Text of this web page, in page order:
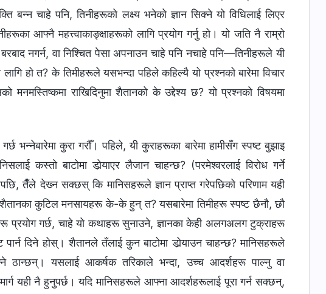
चाहे पनि, तिनीहरूको लक्ष्य भनेको ज्ञान सिक्‍ने यो विधिलाई लिएर
आफ्‍नै महत्त्वाकाङ्क्षाहरूको लागि प्रयोग गर्नु हो। यो जति नै राम्रो
नगर्न, वा निश्‍चित पेसा अपनाउन चाहे पनि नचाहे पनि—तिनीहरूले यी
हो त? के तिमीहरूले यसभन्दा पहिले कहिल्यै यो प्रश्‍नको बारेमा विचार
मनमस्तिष्कमा राखिदिनुमा शैतानको के उद्देश्य छ? यो प्रश्‍नको विषयमा
भन्‍नेबारेमा कुरा गरौँ। पहिले, यी कुराहरूका बारेमा हामीसँग स्पष्ट बुझाइ
कस्तो बाटोमा डोर्‍याएर लैजान चाहन्छ? (परमेश्‍वरलाई विरोध गर्ने
तैँले देख्‍न सक्छस् कि मानिसहरूले ज्ञान प्राप्त गरेपछिको परिणाम यही
कुटिल मनसायहरू के-के हुन् त? यसबारेमा तिमीहरू स्पष्ट छैनौ, छौ
प्रयोग गर्छ, चाहे यो कथाहरू सुनाउने, ज्ञानका केही अलगअलग टुक्राहरू
पार्न दिने होस्। शैतानले तँलाई कुन बाटोमा डोर्‍याउन चाहन्छ? मानिसहरूले
ठान्छन्। यसलाई आकर्षक तरिकाले भन्दा, उच्‍च आदर्शहरू पाल्नु वा
यही नै हुनुपर्छ। यदि मानिसहरूले आफ्‍ना आदर्शहरूलाई पूरा गर्न सक्छन्,